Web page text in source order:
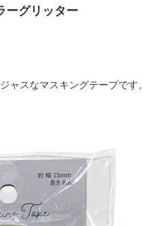
ーグリッター
ャスなマスキングテープです。